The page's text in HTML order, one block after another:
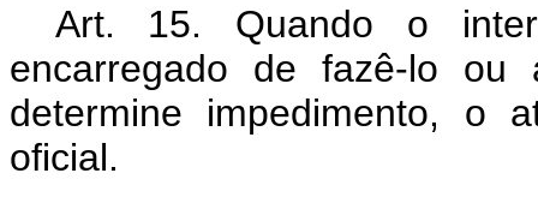
Art. 15. Quando o
encarregado de fazê-lo
determine impedimento, o
oficial.